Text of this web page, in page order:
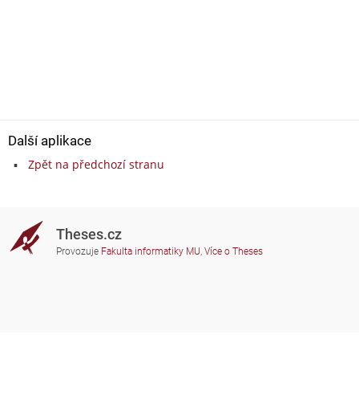
Další aplikace
Zpět na předchozí stranu
Theses.cz
Provozuje Fakulta informatiky MU, Více o Theses